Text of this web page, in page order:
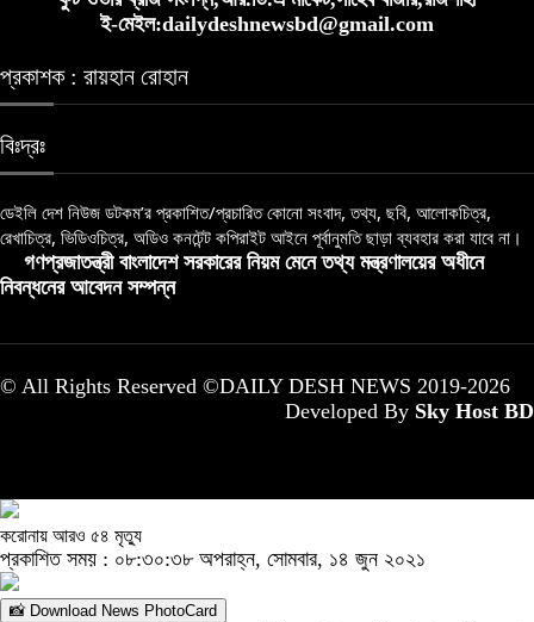
ই-মেইল:dailydeshnewsbd@gmail.com
প্রকাশক : রায়হান রোহান
বিঃদ্রঃ
ডেইলি দেশ নিউজ ডটকম’র প্রকাশিত/প্রচারিত কোনো সংবাদ, তথ্য, ছবি, আলোকচিত্র,
রেখাচিত্র, ভিডিওচিত্র, অডিও কনটেন্ট কপিরাইট আইনে পূর্বানুমতি ছাড়া ব্যবহার করা যাবে না।
গণপ্রজাতন্ত্রী বাংলাদেশ সরকারের নিয়ম মেনে তথ্য মন্ত্রণালয়ের অধীনে
নিবন্ধনের আবেদন সম্পন্ন
© All Rights Reserved ©DAILY DESH NEWS 2019-2026
Developed By Sky Host BD
করোনায় আরও ৫৪ মৃত্যু
প্রকাশিত সময় : ০৮:৩০:৩৮ অপরাহ্ন, সোমবার, ১৪ জুন ২০২১
📸 Download News PhotoCard